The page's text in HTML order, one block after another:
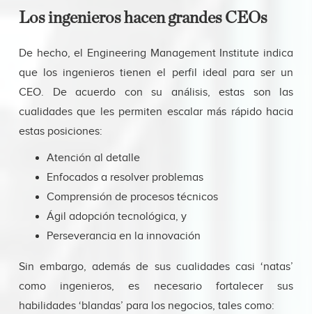
Los ingenieros hacen grandes CEOs
De hecho, el Engineering Management Institute indica
que los ingenieros tienen el perfil ideal para ser un
CEO. De acuerdo con su análisis, estas son las
cualidades que les permiten escalar más rápido hacia
estas posiciones:
Atención al detalle
Enfocados a resolver problemas
Comprensión de procesos técnicos
Ágil adopción tecnológica, y
Perseverancia en la innovación
Sin embargo, además de sus cualidades casi ‘natas’
como ingenieros, es necesario fortalecer sus
habilidades ‘blandas’ para los negocios, tales como: